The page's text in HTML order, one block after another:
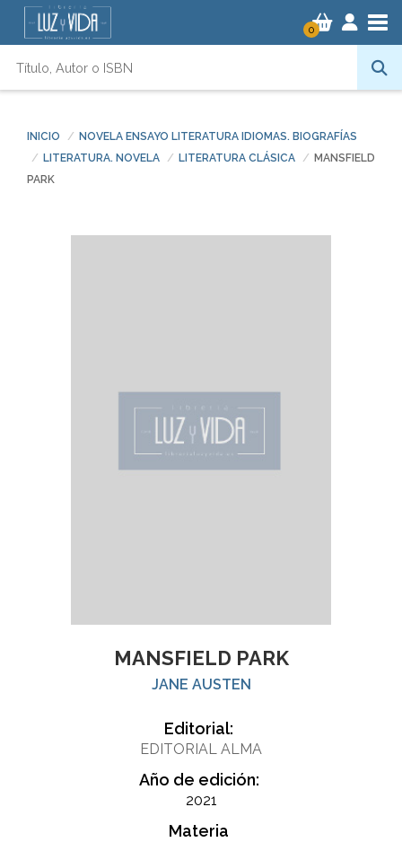
0
INICIO
NOVELA ENSAYO LITERATURA IDIOMAS. BIOGRAFÍAS
LITERATURA. NOVELA
LITERATURA CLÁSICA
MANSFIELD
PARK
MANSFIELD PARK
JANE AUSTEN
Editorial:
EDITORIAL ALMA
Año de edición:
2021
Materia